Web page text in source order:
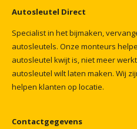
Autosleutel Direct
Specialistin hetbijmaken,
autosleutels. Onze monteurs
autosleutel kwijtis,nietmeerwerkt
autosleutel wiltlaten maken. Wij
helpen klanten op locatie.
Contactgegevens